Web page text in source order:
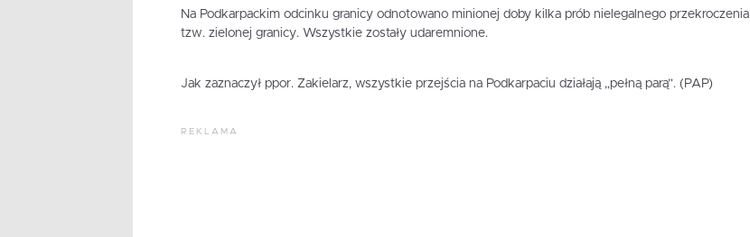
Na Podkarpackim odcinku granicy odnotowano minionej doby kilka prób nielegalnego przekroczenia
tzw. zielonej granicy. Wszystkie zostały udaremnione.
Jak zaznaczył ppor. Zakielarz, wszystkie przejścia na Podkarpaciu działają „pełną parą”. (PAP)
REKLAMA